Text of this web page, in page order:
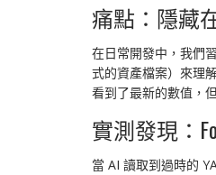
痛點：隱藏
在日常開發中，我們
式的資產檔案）來理
看到了最新的數值，
實測發現：
當 AI 讀取到過時的